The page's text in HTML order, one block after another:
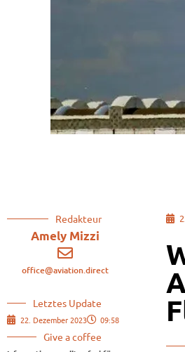
Redakteur
Amely Mizzi
office@aviation.direct
Letztes Update
22. Dezember 2023 09:58
Give a coffee